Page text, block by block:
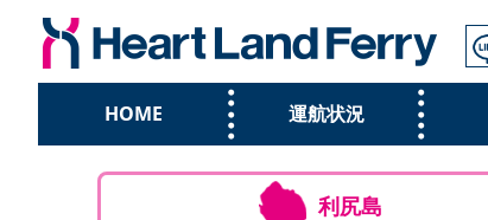
HOME 運航状況
利尻島